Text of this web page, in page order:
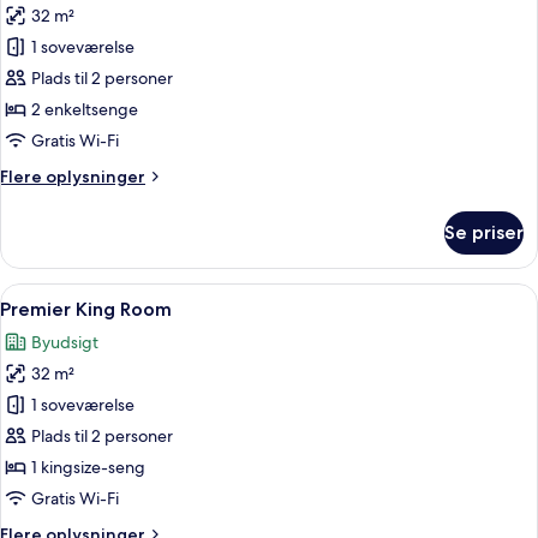
af
Grand
Premier
Twin
Room
32 m²
1 soveværelse
Plads til 2 personer
2 enkeltsenge
Gratis Wi-Fi
Flere oplysninger
Flere
Premier
Twin
Room
Se priser
Indlæs
alle
billeder
af
Premier
King
Room
To personer i hvide dragter sidder
13
Premier King Room
Byudsigt
32 m²
1 soveværelse
Plads til 2 personer
1 kingsize-seng
Gratis Wi-Fi
Flere